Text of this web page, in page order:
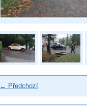
← Předchozí